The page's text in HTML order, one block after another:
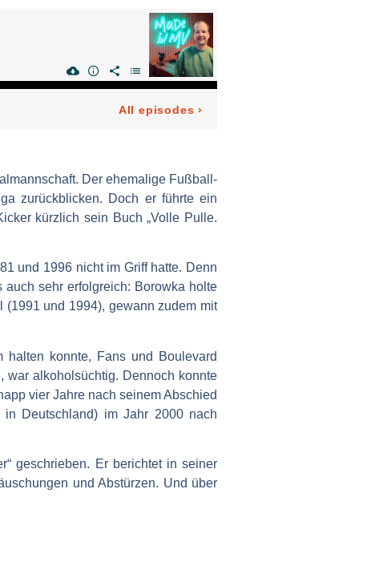
Der ehemalige Fußball-
zurückblicken. Doch er führte ein
kürzlich sein Buch „Volle Pulle.
und 1996 nicht im Griff hatte. Denn
sehr erfolgreich: Borowka holte
und 1994), gewann zudem mit
halten konnte, Fans und Boulevard
war alkoholsüchtig. Dennoch konnte
vier Jahre nach seinem Abschied
Deutschland) im Jahr 2000 nach
geschrieben. Er berichtet in seiner
und Abstürzen. Und über